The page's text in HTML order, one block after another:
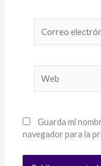
electrónico*
Guarda mi
navegador para la